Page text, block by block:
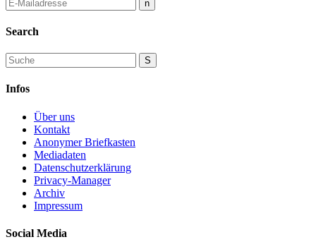
Search
Infos
Über uns
Kontakt
Anonymer Briefkasten
Mediadaten
Datenschutzerklärung
Privacy-Manager
Archiv
Impressum
Social Media